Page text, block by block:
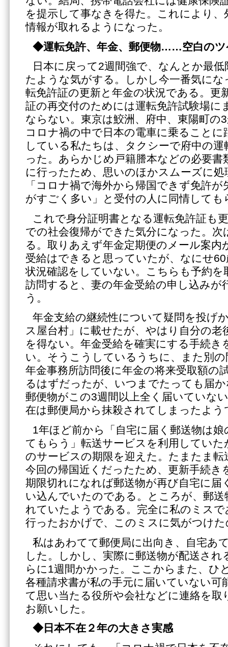
を提示して事なきを得た。これにより
情報が取れるようになった。
◆運転免許、年金、郵便物……空白のツ
日本に戻って2週間強で、なんとか最
たような気がする。しかし今一番気に
転免許証の更新と年金の状況である。更
証の再交付のためには運転免許試験場に
ならない。東京は鮫洲、府中、東陽町の
コロナ禍の中で日本の電車に乗ること
している私たちは、タクシーで府中の運
った。あらかじめ戸籍謄本などの必要書
に行ったため、思いのほかスムーズに
「コロナ禍で海外から帰国できず免許
がすごく多い」と受付の人に同情しても
これで身分証明書となる運転免許証も
での社会復帰ができた気分になった。次
る。取りあえず年金定期便のメール案内
受給はできると思っていたが、なにせ
状況確認をしていない。こちらも予約を
訪問すると、妻の年金受給の申し込みが
う。
年金支給の継続性について疑問を投げ
ス屋台村」に載せたが、やはり自分の老
を得ない。年金受給を確実にする手続
い。そうこうしているうちに、また別
年金事務所訪問後に年金の将来受取額の
るはずだったが、いつまでたっても届
郵便物がこの3週間以上全く届いていな
在は郵便局から抹殺されてしまったよう
1年ほど前から「自宅に届く郵送物は
てもらう」転送サービスを利用してい
のサービスの期限を迎えた。たまたま
今回の帰国近くだったため、更新手続き
期限切れになれば郵送物が再び自宅に届
い込んでいたのである。ところが、郵送
れていたようである。完全に私のミス
行ったおかげで、このミスに気がつけ
私はあわてて郵便局に出向き、自宅あ
した。しかし、実際に郵送物が配送さ
らに1週間かかった。ここからまた、ひ
各種請求書が私の手元に届いていない可
て思い当たる役所や会社などに連絡を取
お願いした。
◆日本不在２年の大きさ実感